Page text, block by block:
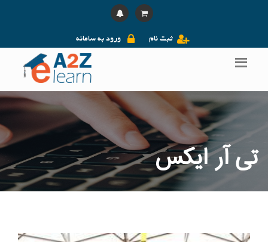
ورود به سامانه ثبت نام
تی آر ایکس